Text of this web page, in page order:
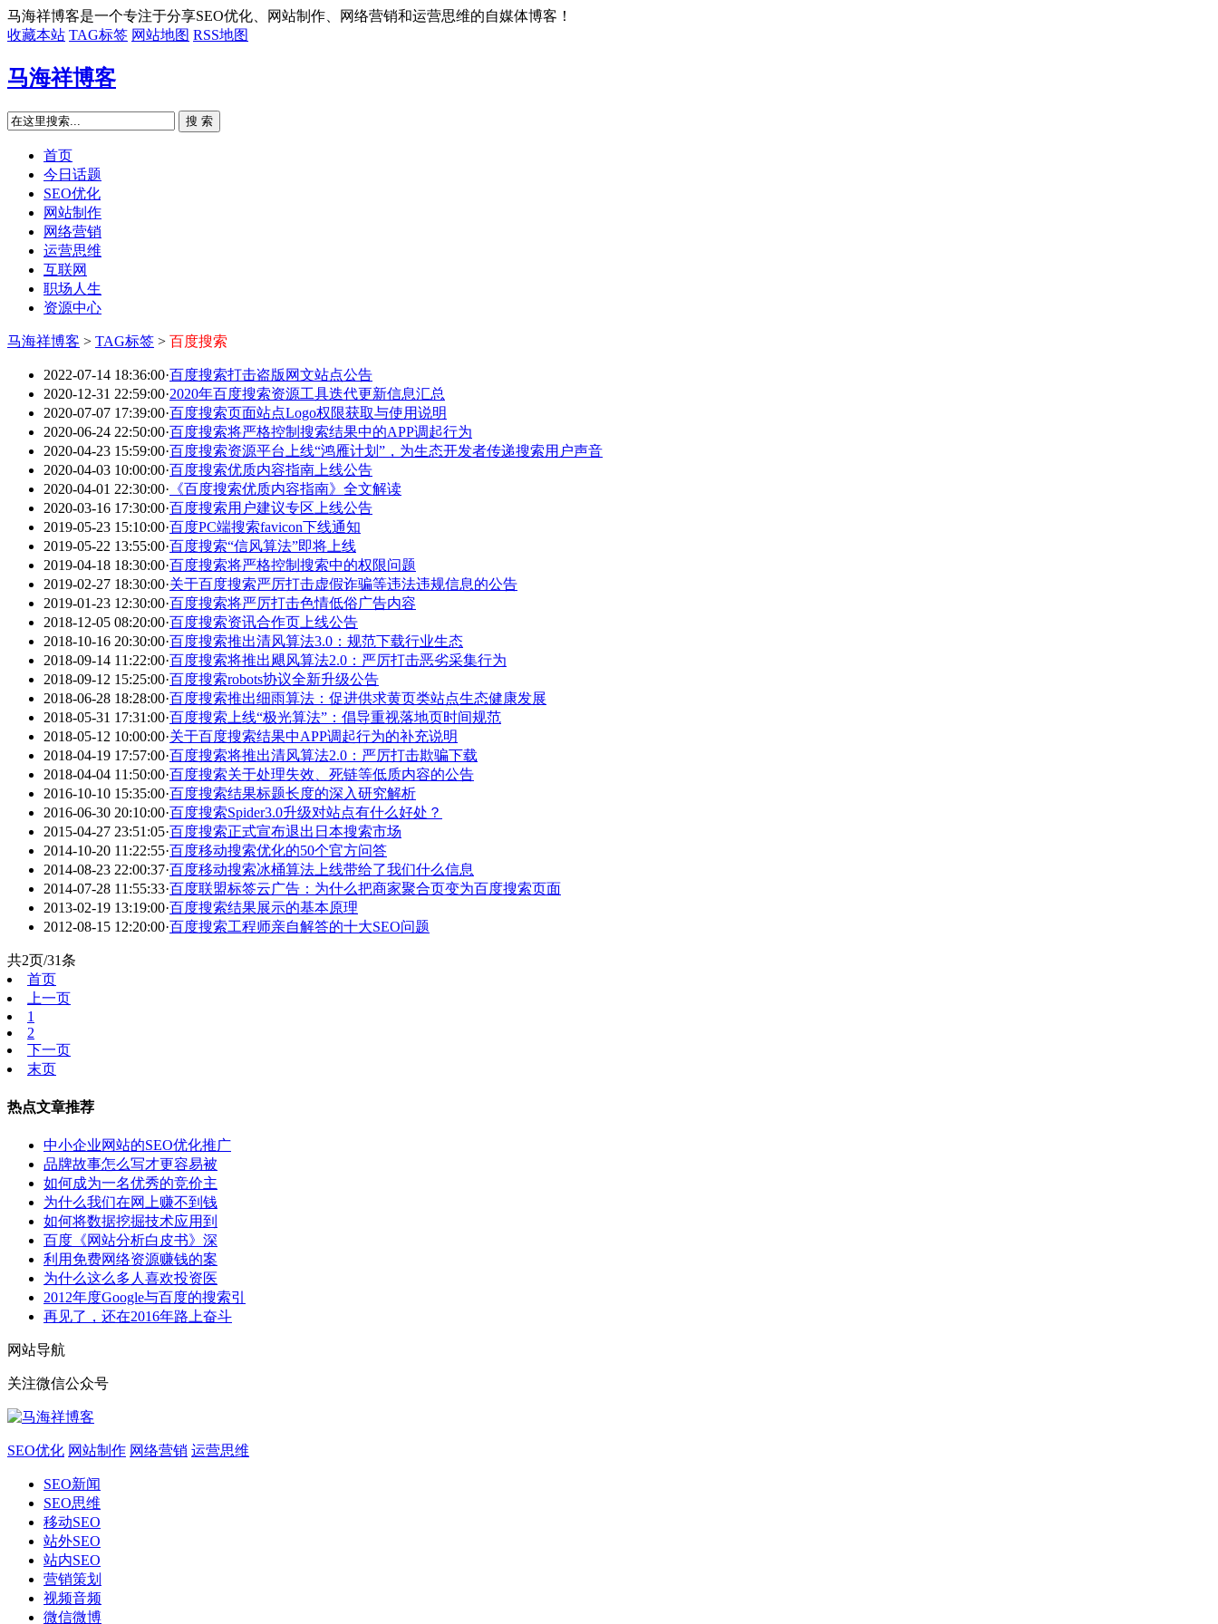
马海祥博客是一个专注于分享SEO优化、网站制作、网络营销和运营思维的自媒体博客！
收藏本站 TAG标签 网站地图 RSS地图
马海祥博客
搜 索
首页
今日话题
SEO优化
网站制作
网络营销
运营思维
互联网
职场人生
资源中心
马海祥博客 > TAG标签 > 百度搜索
2022-07-14 18:36:00·百度搜索打击盗版网文站点公告
2020-12-31 22:59:00·2020年百度搜索资源工具迭代更新信息汇总
2020-07-07 17:39:00·百度搜索页面站点Logo权限获取与使用说明
2020-06-24 22:50:00·百度搜索将严格控制搜索结果中的APP调起行为
2020-04-23 15:59:00·百度搜索资源平台上线“鸿雁计划”，为生态开发者传递搜索用户声音
2020-04-03 10:00:00·百度搜索优质内容指南上线公告
2020-04-01 22:30:00· 《百度搜索优质内容指南》全文解读
2020-03-16 17:30:00·百度搜索用户建议专区上线公告
2019-05-23 15:10:00·百度PC端搜索favicon下线通知
2019-05-22 13:55:00·百度搜索“信风算法”即将上线
2019-04-18 18:30:00·百度搜索将严格控制搜索中的权限问题
2019-02-27 18:30:00·关于百度搜索严厉打击虚假诈骗等违法违规信息的公告
2019-01-23 12:30:00·百度搜索将严厉打击色情低俗广告内容
2018-12-05 08:20:00·百度搜索资讯合作页上线公告
2018-10-16 20:30:00·百度搜索推出清风算法3.0：规范下载行业生态
2018-09-14 11:22:00·百度搜索将推出飓风算法2.0：严厉打击恶劣采集行为
2018-09-12 15:25:00·百度搜索robots协议全新升级公告
2018-06-28 18:28:00·百度搜索推出细雨算法：促进供求黄页类站点生态健康发展
2018-05-31 17:31:00·百度搜索上线“极光算法”：倡导重视落地页时间规范
2018-05-12 10:00:00·关于百度搜索结果中APP调起行为的补充说明
2018-04-19 17:57:00·百度搜索将推出清风算法2.0：严厉打击欺骗下载
2018-04-04 11:50:00·百度搜索关于处理失效、死链等低质内容的公告
2016-10-10 15:35:00·百度搜索结果标题长度的深入研究解析
2016-06-30 20:10:00·百度搜索Spider3.0升级对站点有什么好处？
2015-04-27 23:51:05·百度搜索正式宣布退出日本搜索市场
2014-10-20 11:22:55·百度移动搜索优化的50个官方问答
2014-08-23 22:00:37·百度移动搜索冰桶算法上线带给了我们什么信息
2014-07-28 11:55:33·百度联盟标签云广告：为什么把商家聚合页变为百度搜索页面
2013-02-19 13:19:00·百度搜索结果展示的基本原理
2012-08-15 12:20:00·百度搜索工程师亲自解答的十大SEO问题
共2页/31条
首页
上一页
1
2
下一页
末页
热点文章推荐
中小企业网站的SEO优化推广
品牌故事怎么写才更容易被
如何成为一名优秀的竞价主
为什么我们在网上赚不到钱
如何将数据挖掘技术应用到
百度《网站分析白皮书》深
利用免费网络资源赚钱的案
为什么这么多人喜欢投资医
2012年度Google与百度的搜索引
再见了，还在2016年路上奋斗
网站导航
关注微信公众号
SEO优化 网站制作 网络营销 运营思维
SEO新闻
SEO思维
移动SEO
站外SEO
站内SEO
营销策划
视频音频
微信微博